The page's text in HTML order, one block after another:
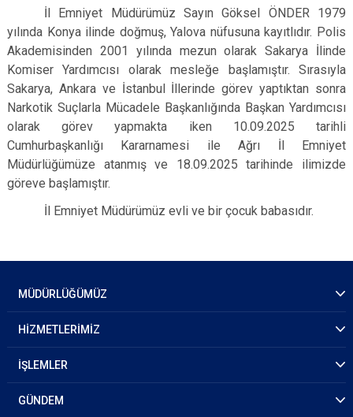
İl Emniyet Müdürümüz Sayın Göksel ÖNDER 1979
yılında Konya ilinde doğmuş, Yalova nüfusuna kayıtlıdır. Polis
Akademisinden 2001 yılında mezun olarak Sakarya İlinde
Komiser Yardımcısı olarak mesleğe başlamıştır. Sırasıyla
Sakarya, Ankara ve İstanbul İllerinde görev yaptıktan sonra
Narkotik Suçlarla Mücadele Başkanlığında Başkan Yardımcısı
olarak görev yapmakta iken 10.09.2025 tarihli
Cumhurbaşkanlığı Kararnamesi ile Ağrı İl Emniyet
Müdürlüğümüze atanmış ve 18.09.2025 tarihinde ilimizde
göreve başlamıştır.
İl Emniyet Müdürümüz evli ve bir çocuk babasıdır.
MÜDÜRLÜĞÜMÜZ
HİZMETLERİMİZ
İŞLEMLER
GÜNDEM